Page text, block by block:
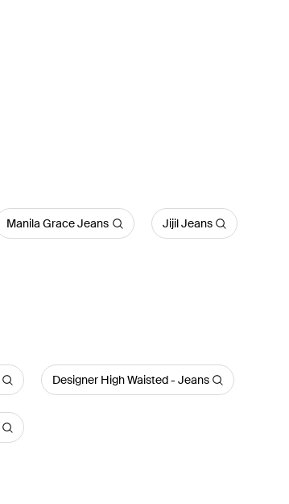
Manila Grace Jeans Jijil Jeans
Designer High Waisted - Jeans